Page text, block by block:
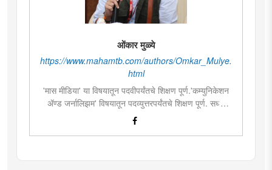
ओंकार मुळ्ये
https://www.mahamtb.com/authors/Omkar_Mulye.
html
'मास मीडिया' या विषयातून पदवीपर्यंतचे शिक्षण पूर्ण.'कम्युनिकेशन
ॲण्ड जर्नालिझम' विषयातून पदव्युत्तरपर्यंतचे शिक्षण पूर्ण. सध्या
दै.'मुंबई तरुण भारत'मध्ये वेब उपसंपादक म्हणून कार्यरत. लिखाण,
संगीत, वाचन, फोटोग्राफी, इ.ची आवड.लिवोग्राफी भाषाशैलीत